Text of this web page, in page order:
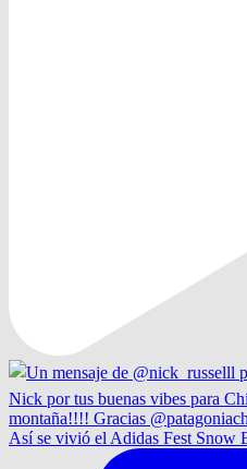
Así se vivió el Adidas Fest Snow